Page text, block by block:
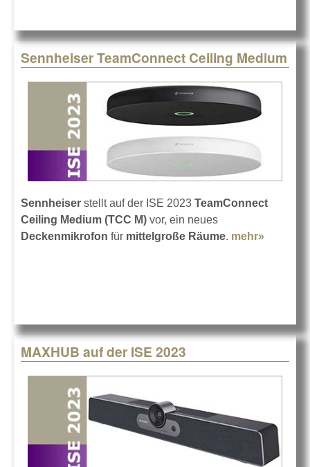
Sennheiser TeamConnect Ceiling Medium
Sennheiser stellt auf der ISE 2023 TeamConnect
Ceiling Medium (TCC M) vor, ein neues
Deckenmikrofon für mittelgroße Räume. mehr»
MAXHUB auf der ISE 2023